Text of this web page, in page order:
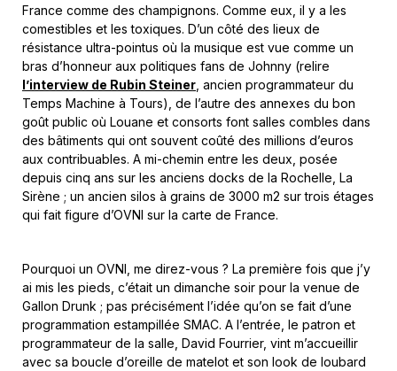
France comme des champignons. Comme eux, il y a les
comestibles et les toxiques. D’un côté des lieux de
résistance ultra-pointus où la musique est vue comme un
bras d’honneur aux politiques fans de Johnny (relire
l’interview de Rubin Steiner , ancien programmateur du
Temps Machine à Tours), de l’autre des annexes du bon
goût public où Louane et consorts font salles combles dans
des bâtiments qui ont souvent coûté des millions d’euros
aux contribuables. A mi-chemin entre les deux, posée
depuis cinq ans sur les anciens docks de la Rochelle, La
Sirène ; un ancien silos à grains de 3000 m2 sur trois étages
qui fait figure d’OVNI sur la carte de France.
Pourquoi un OVNI, me direz-vous ? La première fois que j’y
ai mis les pieds, c’était un dimanche soir pour la venue de
Gallon Drunk ; pas précisément l’idée qu’on se fait d’une
programmation estampillée SMAC. A l’entrée, le patron et
programmateur de la salle, David Fourrier, vint m’accueillir
avec sa boucle d’oreille de matelot et son look de loubard